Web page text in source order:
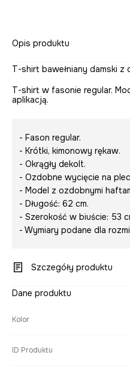
Opis produktu
T-shirt bawełniany damski z
T-shirt w fasonie regular.
aplikacją.
- Fason regular.
- Krótki, kimonowy rękaw.
- Okrągły dekolt.
- Ozdobne wycięcie na
- Model z ozdobnymi
- Długość: 62 cm.
- Szerokość w biuście: 53
- Wymiary podane dla
Szczegóły produktu
Dane produktu
Kolor
ID Produktu